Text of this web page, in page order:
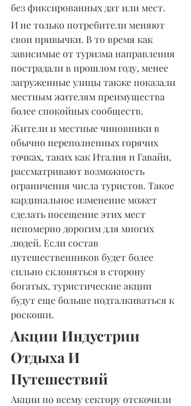
без фиксированных дат или мест.
И не только потребители меняют
свои привычки. В то время как
зависимые от туризма направления
пострадали в прошлом году, менее
загруженные улицы также показали
местным жителям преимущества
более спокойных сообществ.
Жители и местные чиновники в
обычно переполненных горячих
точках, таких как Италия и Гавайи,
рассматривают возможность
ограничения числа туристов. Такое
кардинальное изменение может
сделать посещение этих мест
непомерно дорогим для многих
людей. Если состав
путешественников будет более
сильно склоняться в сторону
богатых, туристические акции
будут еще больше подталкиваться к
роскоши.
Акции Индустрии
Отдыха И
Путешествий
Акции по всему сектору отскочили